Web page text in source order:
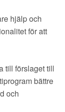
hjälp och
för att
till förslaget till
bättre
och